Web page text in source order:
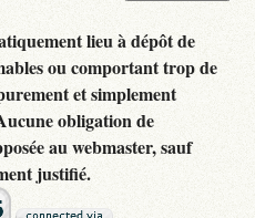
lieu à dépôt de
ou comportant trop de
et simplement
obligation de
au webmaster, sauf
justifié.